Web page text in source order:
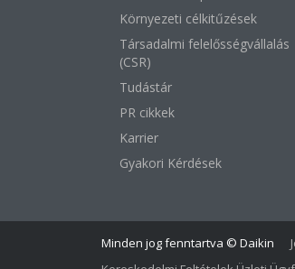
Környezeti célkitűzések
Társadalmi felelősségvállalás
(CSR)
Tudástár
PR cikkek
Karrier
Gyakori Kérdések
Minden jog fenntartva © Daikin